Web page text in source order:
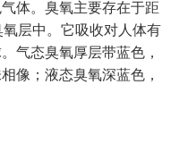
体。臭氧主要存在于距
层中。它吸收对人体有
气态臭氧厚层带蓝色，
像；液态臭氧深蓝色，